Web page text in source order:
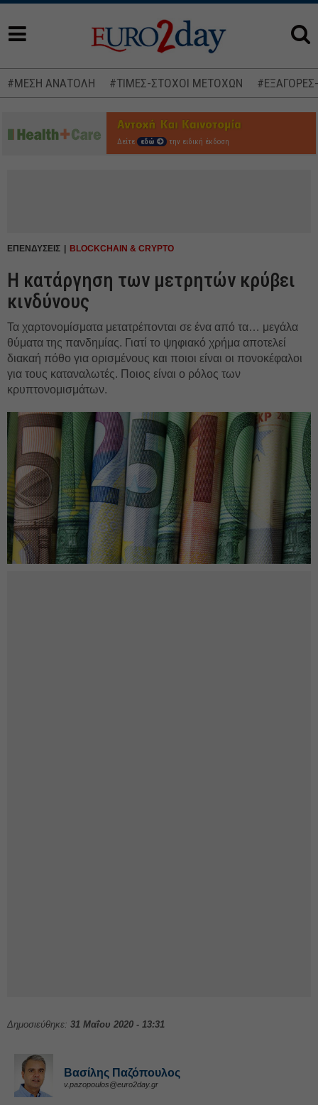
#ΜΕΣΗ ΑΝΑΤΟΛΗ #ΤΙΜΕΣ-ΣΤΟΧΟΙ ΜΕΤΟΧΩΝ
Δείτε εδώ την ειδική έκδοση
ΕΠΕΝΔΥΣΕΙΣ BLOCKCHAIN & CRYPTO
Η κατάργηση των μετρητών κρύβει
κινδύνους
Τα χαρτονομίσματα μετατρέπονται σε ένα από τα… μεγάλα
θύματα της πανδημίας. Γιατί το ψηφιακό χρήμα αποτελεί
διακαή πόθο για ορισμένους και ποιοι είναι οι πονοκέφαλοι
για τους καταναλωτές. Ποιος είναι ο ρόλος των
κρυπτονομισμάτων.
Δημοσιεύθηκε: 31 Μαΐου 2020 - 13:31
Βασίλης Παζόπουλος
v.pazopoulos@euro2day.gr